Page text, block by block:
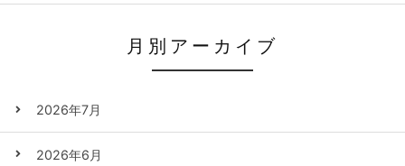
月別アーカイブ
2026年7月
2026年6月